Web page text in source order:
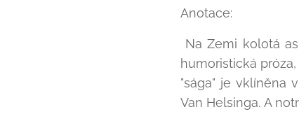
Anotace:
Na Zemi kolotá
humoristická
"sága" je vklíněna
Van Helsinga. A